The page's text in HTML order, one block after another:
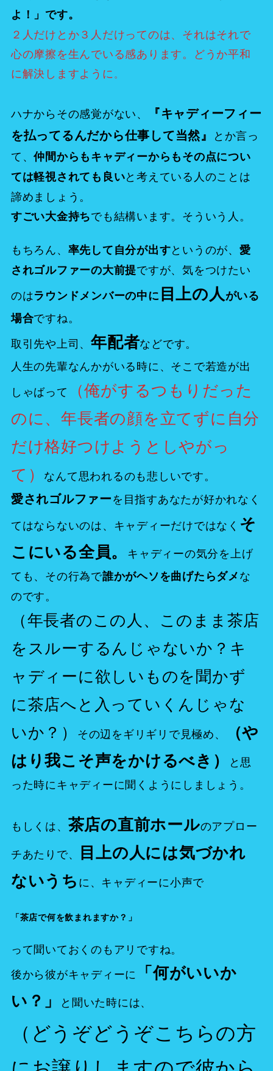
よ！」です。
２人だけとか３人だけってのは、それはそれで
心の摩擦を生んでいる感あります。どうか平和
に解決しますように 。
ハナからその感覚がない、
『キャディーフィー
を払ってるんだから仕事して当然』 とか言っ
て、仲間からもキャディーからもその点につい
ては軽視されても良いと考えている人のことは
諦めましょう。
すごい大金持ちでも結構います。そういう人。
もちろん、 率先して自分が出すというのが、 愛
されゴルファーの大前提ですが、気をつけたい
のはラウンドメンバーの中に目上の人がいる
場合ですね。
取引先や上司、年配者などです。
人生の先輩なんかがいる時に、そこで若造が出
しゃばって
（俺がするつもりだった
のに、年長者の顔を立てずに自分
だけ格好つけようとしやがっ
て）
なんて思われるのも悲しいです。
愛されゴルファーを目指すあなたが好かれなく
てはならないのは、キャディーだけではなく そ
こにいる全員。
キャディーの気分を上げ
ても、その行為で誰かがヘソを曲げたらダメな
のです。
（年長者のこの人、このまま茶店
をスルーするんじゃないか？キ
ャディーに欲しいものを聞かず
に茶店へと入っていくんじゃな
いか？）
その辺をギリギリで見極め、
（や
はり我こそ声をかけるべき）
と思
った時にキャディーに聞くようにしましょう。
もしくは、 茶店の直前ホールのアプロー
チあたりで、 目上の人には気づかれ
ないうちに、キャディーに小声で
「茶店で何を飲まれますか？」
って聞いておくのもアリですね。
後から彼がキャディーに
「何がいいか
い？」
と聞いた時には、
（どうぞどうぞこちらの方